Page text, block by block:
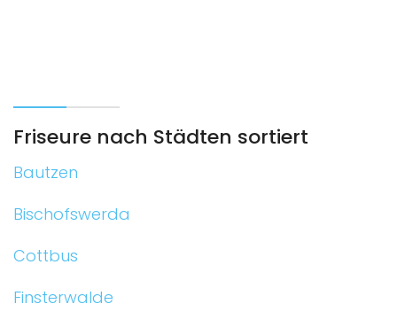
Friseure nach Städten sortiert
Bautzen
Bischofswerda
Cottbus
Finsterwalde